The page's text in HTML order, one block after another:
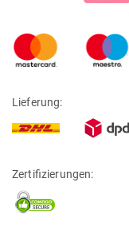
Lieferung:
Zertifizierungen: